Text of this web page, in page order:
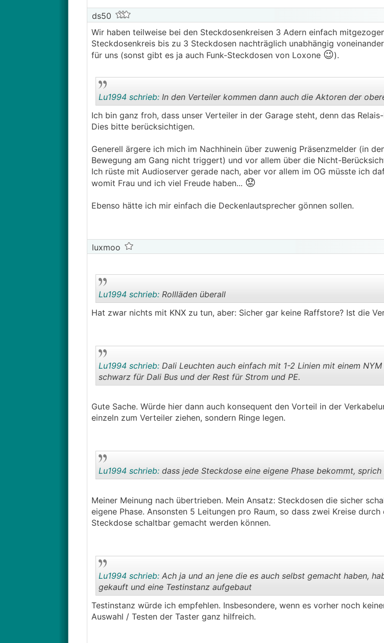
ds50
Wir haben teilweise bei den Steckdosenkreisen 3 Adern einfach
Steckdosenkreis bis zu 3 Steckdosen nachträglich unabhängig
für uns (sonst gibt es ja auch Funk-Steckdosen von Loxone 😉).
Lu1994 schrieb:In den Verteiler kommen dann auch die Aktoren der
Ich bin ganz froh, dass unser Verteiler in der Garage steht, denn das
Dies bitte berücksichtigen.
Generell ärgere ich mich im Nachhinein über zuwenig Präsenzmelder (in
Bewegung am Gang nicht triggert) und vor allem über die Nicht-
Ich rüste mit Audioserver gerade nach, aber vor allem im OG müsste ich
womit Frau und ich viel Freude haben... 😟
Ebenso hätte ich mir einfach die Deckenlautsprecher gönnen sollen.
luxmoo
Lu1994 schrieb:Rollläden überall
Hat zwar nichts mit KNX zu tun, aber: Sicher gar keine Raffstore? Ist die
..
Lu1994 schrieb:Dali Leuchten auch einfach mit 1-2 Linien mit einem
schwarz für Dali Bus und der Rest für Strom und PE.
Gute Sache. Würde hier dann auch konsequent den Vorteil in der
einzeln zum Verteiler ziehen, sondern Ringe legen.
..
Lu1994 schrieb:dass jede Steckdose eine eigene Phase bekommt,
Meiner Meinung nach übertrieben. Mein Ansatz: Steckdosen die sicher
eigene Phase. Ansonsten 5 Leitungen pro Raum, so dass zwei Kreise
Steckdose schaltbar gemacht werden können.
Lu1994 schrieb:Ach ja und an jene die es auch selbst gemacht haben,
gekauft und eine Testinstanz aufgebaut
Testinstanz würde ich empfehlen. Insbesondere, wenn es vorher noch
Auswahl / Testen der Taster ganz hilfreich.